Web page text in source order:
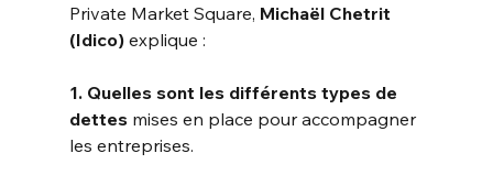
Private Market Square, Michaël Chetrit
(Idico) explique :
1. Quelles sont les différents types de
dettes mises en place pour accompagner
les entreprises.